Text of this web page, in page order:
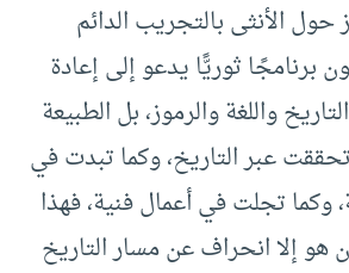
حول الأنثى بالتجريب الدائم
برنامجًا ثوريًّا يدعو إلى إعادة
واللغة والرموز، بل الطبيعة
تحققت عبر التاريخ، وكما تبدت في
تجلت في أعمال فنية، فهذا
هو إلا انحراف عن مسار التاريخ